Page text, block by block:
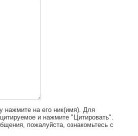
нажмите на его ник(имя). Для
и нажмите "Цитировать".
пожалуйста, ознакомьтесь с